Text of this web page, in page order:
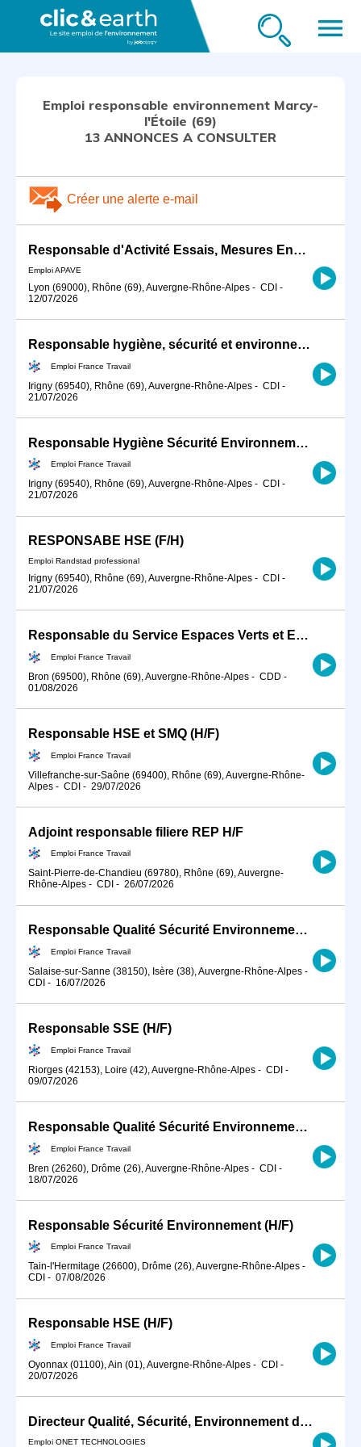
menu
Emploi responsable environnement Marcy-
l'Étoile (69)
13 ANNONCES A CONSULTER
Créer une alerte e-mail
Responsable d'Activité Essais, Mesures Environnement H/F
Emploi APAVE
Lyon (69000), Rhône (69), Auvergne-Rhône-Alpes - CDI -
12/07/2026
Responsable hygiène, sécurité et environnement (F/H)
Emploi France Travail
Irigny (69540), Rhône (69), Auvergne-Rhône-Alpes - CDI -
21/07/2026
Responsable Hygiène Sécurité Environnement (HSE) en industrie (H/F)
Emploi France Travail
Irigny (69540), Rhône (69), Auvergne-Rhône-Alpes - CDI -
21/07/2026
RESPONSABE HSE (F/H)
Emploi Randstad professional
Irigny (69540), Rhône (69), Auvergne-Rhône-Alpes - CDI -
21/07/2026
Responsable du Service Espaces Verts et Environnement (H/F)
Emploi France Travail
Bron (69500), Rhône (69), Auvergne-Rhône-Alpes - CDD -
01/08/2026
Responsable HSE et SMQ (H/F)
Emploi France Travail
Villefranche-sur-Saône (69400), Rhône (69), Auvergne-Rhône-
Alpes - CDI - 29/07/2026
Adjoint responsable filiere REP H/F
Emploi France Travail
Saint-Pierre-de-Chandieu (69780), Rhône (69), Auvergne-
Rhône-Alpes - CDI - 26/07/2026
Responsable Qualité Sécurité Environnement -QSE- en industrie (H/F)
Emploi France Travail
Salaise-sur-Sanne (38150), Isère (38), Auvergne-Rhône-Alpes -
CDI - 16/07/2026
Responsable SSE (H/F)
Emploi France Travail
Riorges (42153), Loire (42), Auvergne-Rhône-Alpes - CDI -
09/07/2026
Responsable Qualité Sécurité Environnement -QSE- en industrie (H/F)
Emploi France Travail
Bren (26260), Drôme (26), Auvergne-Rhône-Alpes - CDI -
18/07/2026
Responsable Sécurité Environnement (H/F)
Emploi France Travail
Tain-l'Hermitage (26600), Drôme (26), Auvergne-Rhône-Alpes -
CDI - 07/08/2026
Responsable HSE (H/F)
Emploi France Travail
Oyonnax (01100), Ain (01), Auvergne-Rhône-Alpes - CDI -
20/07/2026
Directeur Qualité, Sécurité, Environnement de zone / Spécialité F/H
Emploi ONET TECHNOLOGIES